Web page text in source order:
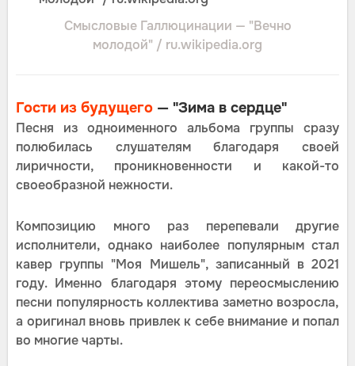
Смысловые Галлюцинации — "Вечно
молодой" / ru.wikipedia.org
Гости из будущего — "Зима в сердце"
Песня из одноименного альбома группы сразу
полюбилась слушателям благодаря своей
лиричности, проникновенности и какой-то
своеобразной нежности.
Композицию много раз перепевали другие
исполнители, однако наиболее популярным стал
кавер группы "Моя Мишель", записанный в 2021
году. Именно благодаря этому переосмыслению
песни популярность коллектива заметно возросла,
а оригинал вновь привлек к себе внимание и попал
во многие чарты.